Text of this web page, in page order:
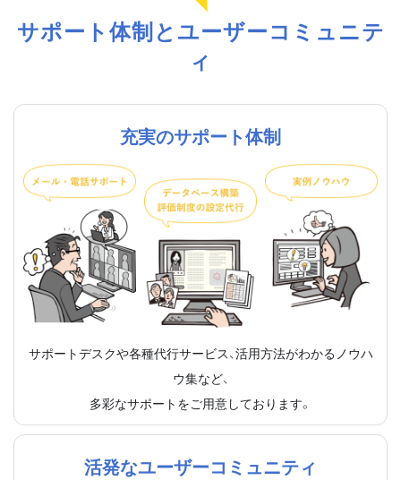
サポート体制とユーザーコミュニテ
ィ
充実のサポート体制
サポートデスクや各種代行サービス、活用方法がわかるノウハ
ウ集など、
多彩なサポートをご用意しております。
活発なユーザーコミュニティ